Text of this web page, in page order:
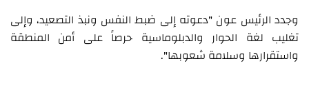
وجدد الرئيس عون "دعوته إلى ضبط النفس ونبذ التصعيد، وإلى
تغليب لغة الحوار والدبلوماسية حرصاً على أمن المنطقة
واستقرارها وسلامة شعوبها".